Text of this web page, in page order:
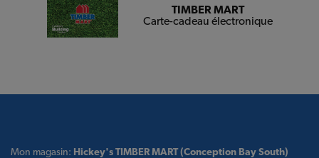
TIMBER MART
Carte-cadeau électronique
Mon magasin: Hickey's TIMBER MART (Conception Bay South)